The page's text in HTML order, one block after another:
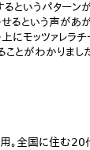
るというパターン
るという声があが
にモッツァレラ
とがわかりまし
用。全国に住む